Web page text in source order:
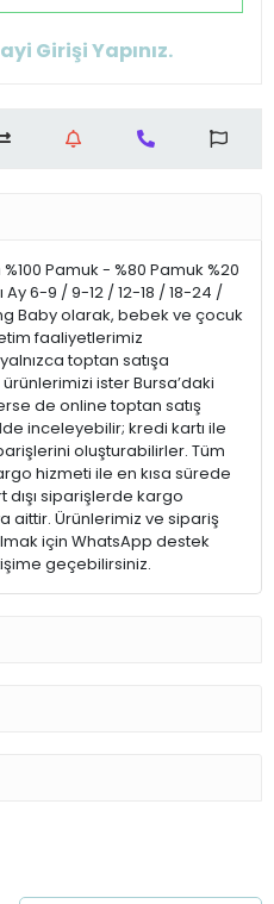
Girişi Yapınız.
Pamuk - %80 Pamuk %20
6-9 / 9-12 / 12-18 / 18-24 /
Baby olarak, bebek ve çocuk
faaliyetlerimiz
toptan satışa
ister Bursa’daki
de online toptan satış
inceleyebilir; kredi kartı ile
oluşturabilirler. Tüm
hizmeti ile en kısa sürede
dışı siparişlerde kargo
aittir. Ürünlerimiz ve sipariş
için WhatsApp destek
geçebilirsiniz.